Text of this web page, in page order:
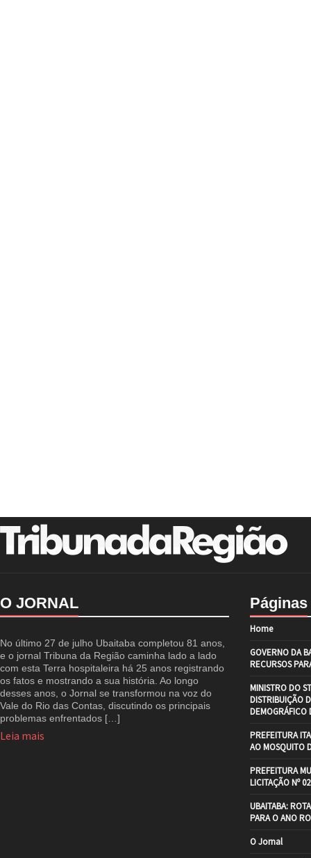
O JORNAL
No último 27 de julho Ubaitaba completou 81 anos,
e o jornal Tribuna da Região caminha lado a lado
com esta Terra hospitaleira há 25 anos registrando
os fatos e mostrando a sua história. Ao longo
desses anos, o Jornal se transformou na voz do
Vale do Rio das Contas, discutindo os principais
problemas enfrentados […]
Leia mais
Páginas
Home
GOVERNO DA
RECURSOS
MINISTRO DO
DISTRIBUIÇÃO
DEMOGRÁFICO
PREFEITURA
AO MOSQUITO
PREFEITURA
LICITAÇÃO Nº
UBAITABA:
PARA O ANO
O Jornal